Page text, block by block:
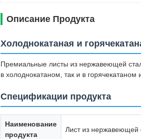
Описание Продукта
Холоднокатаная и
Премиальные листы из нержавеющей
в холоднокатаном, так и в горячекатаном
Спецификации продукта
Наименование
продукта
Лист из нержавеющей